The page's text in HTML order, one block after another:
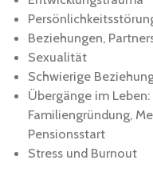
Beziehungen,
Sexualität
Schwierige
Übergänge im
Familiengründung,
Pensionsstart
Stress und Burnout